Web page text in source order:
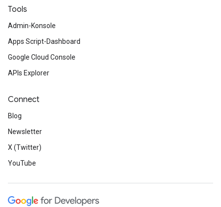
Tools
Admin-Konsole
Apps Script-Dashboard
Google Cloud Console
APIs Explorer
Connect
Blog
Newsletter
X (Twitter)
YouTube